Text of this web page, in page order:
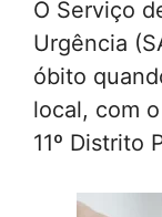
O Serviço
Urgência
óbito
local, com
11º Distrito